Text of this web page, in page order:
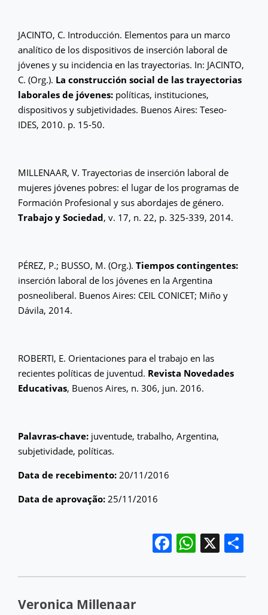
JACINTO, C. Introducción. Elementos para un marco
analítico de los dispositivos de inserción laboral de
jóvenes y su incidencia en las trayectorias. In: JACINTO,
C. (Org.). La construcción social de las trayectorias
laborales de jóvenes: políticas, instituciones,
dispositivos y subjetividades. Buenos Aires: Teseo-
IDES, 2010. p. 15-50.
MILLENAAR, V. Trayectorias de inserción laboral de
mujeres jóvenes pobres: el lugar de los programas de
Formación Profesional y sus abordajes de género.
Trabajo y Sociedad, v. 17, n. 22, p. 325-339, 2014.
PÉREZ, P.; BUSSO, M. (Org.). Tiempos contingentes:
inserción laboral de los jóvenes en la Argentina
posneoliberal. Buenos Aires: CEIL CONICET; Miño y
Dávila, 2014.
ROBERTI, E. Orientaciones para el trabajo en las
recientes políticas de juventud. Revista Novedades
Educativas, Buenos Aires, n. 306, jun. 2016.
Palavras-chave: juventude, trabalho, Argentina,
subjetividade, políticas.
Data de recebimento: 20/11/2016
Data de aprovação: 25/11/2016
Facebook
X
Veronica Millenaar